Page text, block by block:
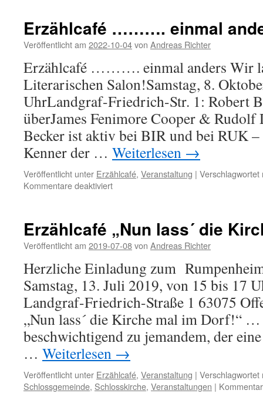
Bürgerinitiative
Rumpenheim!
Erzählcafé ………. einmal
Veröffentlicht am 2022-10-04von Andreas Richter
Erzählcafé ………. einmal anders Wir
Literarischen Salon!Samstag, 8.
UhrLandgraf-Friedrich-Str. 1: Robert
überJames Fenimore Cooper & Rudolf
Becker ist aktiv bei BIR und bei RUK
Kenner der … Weiterlesen →
Veröffentlicht unter Erzählcafé, Veranstaltung | Verschlagwortet
Kommentare deaktiviertfür
einmal
anders
Erzählcafé „Nun lass´ die
Veröffentlicht am 2019-07-08von Andreas Richter
Herzliche Einladung zum
Samstag, 13. Juli 2019, von 15 bis 17
Landgraf-Friedrich-Straße 1 63075
„Nun lass´ die Kirche mal im Dorf!“ …
beschwichtigend zu jemandem, der
… Weiterlesen →
Veröffentlicht unter Erzählcafé, Veranstaltung | Verschlagwortet
Schlossgemeinde, Schlosskirche, Veranstaltungen |